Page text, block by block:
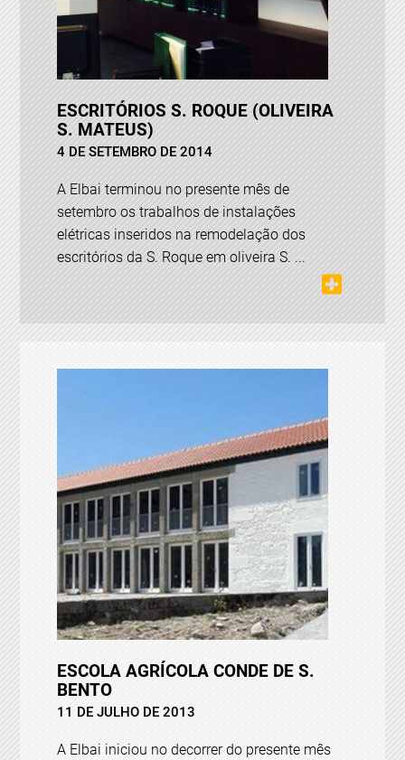
ESCRITÓRIOS S. ROQUE (OLIVEIRA
S. MATEUS)
4 DE SETEMBRO DE 2014
A Elbai terminou no presente mês de
setembro os trabalhos de instalações
elétricas inseridos na remodelação dos
escritórios da S. Roque em oliveira S. ...
ESCOLA AGRÍCOLA CONDE DE S.
BENTO
11 DE JULHO DE 2013
A Elbai iniciou no decorrer do presente mês